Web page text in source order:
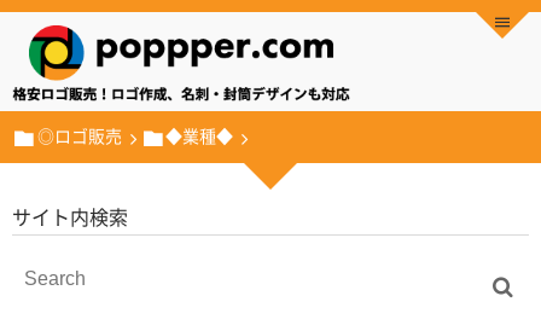
◎ロゴ販売 ◆業種◆
サイト内検索